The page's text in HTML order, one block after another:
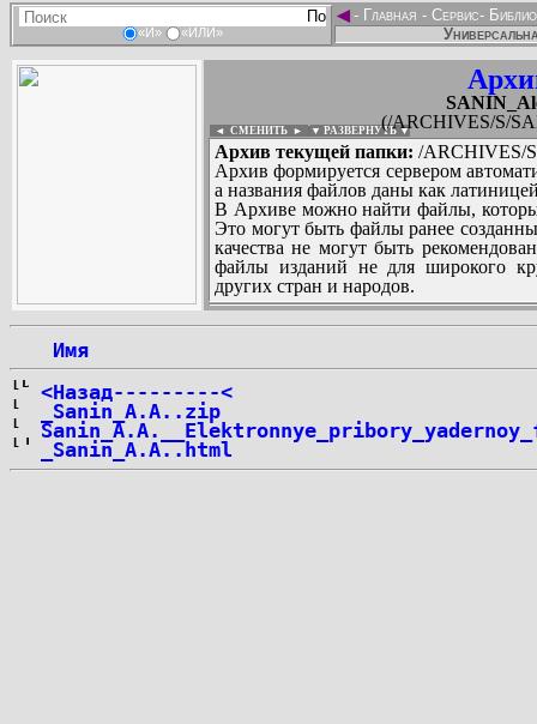
«И» «ИЛИ»
◄- Главная - Сервис-
(/ARCHIVES/S/
◄ СМЕНИТЬ ► ▼ РАЗВЕРНУТЬ ▼
Архив текущей папки: /ARCHIVES/
Архив формируется сервером
а названия файлов даны как
В Архиве можно найти файлы,
Это могут быть файлы ранее
качества не могут быть
файлы изданий не для широкого
других стран и народов.
Имя
<Назад---------<
_Sanin_A.A..zip
_Sanin_A.A..html